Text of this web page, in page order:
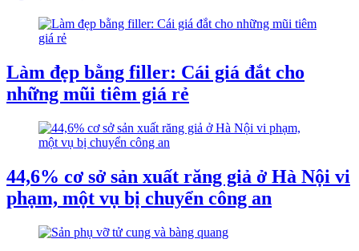
Làm đẹp bằng filler: Cái giá đắt cho
những mũi tiêm giá rẻ
44,6% cơ sở sản xuất răng giả ở Hà Nội vi
phạm, một vụ bị chuyển công an